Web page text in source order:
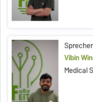
Vibin
Medical